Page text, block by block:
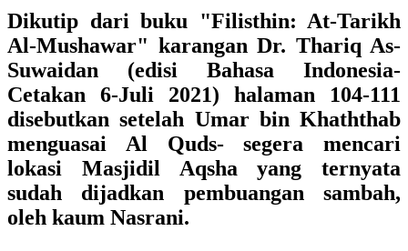
Dikutip dari buku "Filisthin: At-Tarikh
Al-Mushawar" karangan Dr. Thariq As-
Suwaidan (edisi Bahasa Indonesia-
Cetakan 6-Juli 2021) halaman 104-111
disebutkan setelah Umar bin Khaththab
menguasai Al Quds- segera mencari
lokasi Masjidil Aqsha yang ternyata
sudah dijadkan pembuangan sambah,
oleh kaum Nasrani.